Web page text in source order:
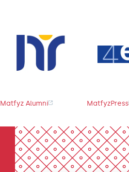
Matfyz Alumni MatfyzPress